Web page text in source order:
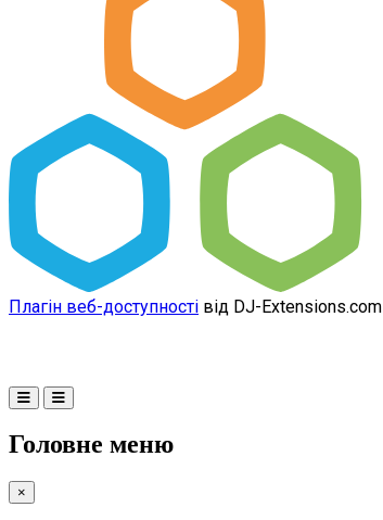
Плагін веб-доступності від DJ-Extensions.com
Головне меню
×